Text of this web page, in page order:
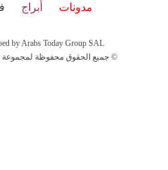
مدونات أبراج
by Arabs Today Group SAL
جميع الحقوق محفوظة لمجموعة العرب اليوم الاعلامية 2025 ©